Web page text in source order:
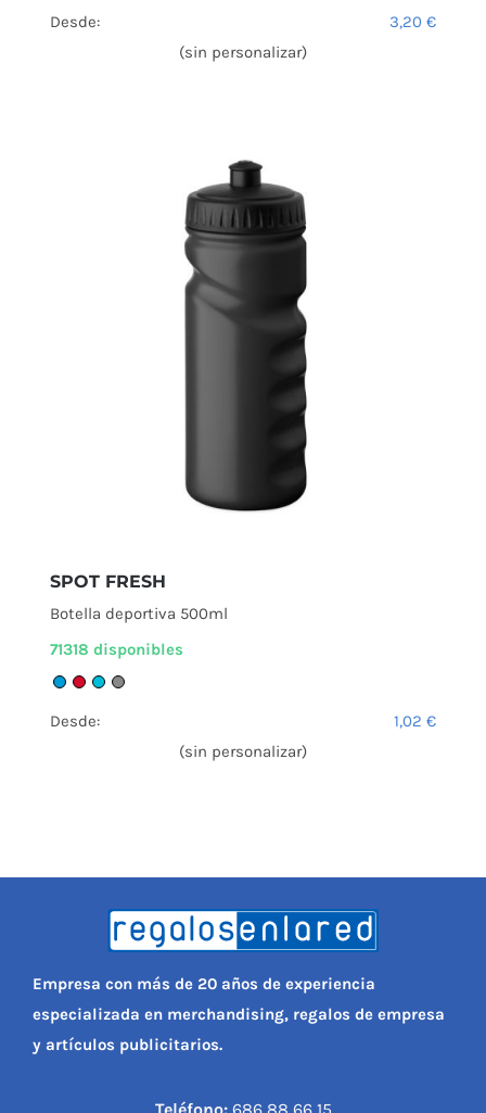
Desde: 3,20 €
(sin personalizar)
SPOT FRESH
Botella deportiva 500ml
71318 disponibles
Desde: 1,02 €
(sin personalizar)
Empresa con más de 20 años de experiencia
especializada en merchandising, regalos de empresa
y artículos publicitarios.